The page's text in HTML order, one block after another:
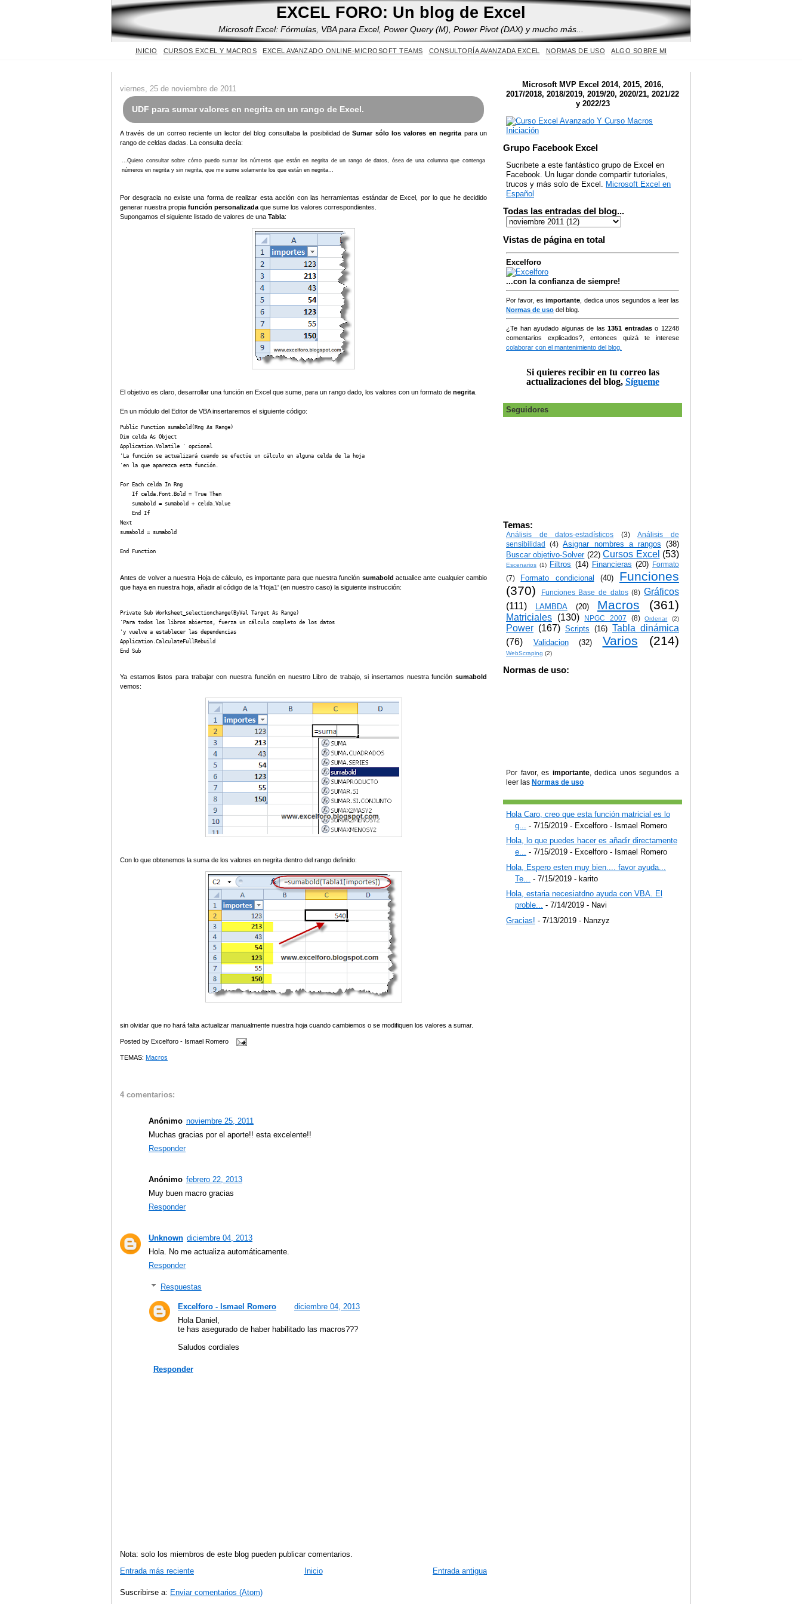
Yes
EXCEL FORO: Un blog de Excel
Microsoft Excel: Fórmulas, VBA para Excel, Power Query (M), Power Pivot (DAX) y mucho más...
INICIO CURSOS EXCEL Y MACROS EXCEL AVANZADO ONLINE-MICROSOFT TEAMS CONSULTORÍA AVANZADA EXCEL NORMAS DE USO ALGO SOBRE MI
viernes, 25 de noviembre de 2011
UDF para sumar valores en negrita en un rango de Excel.
A través de un correo reciente un lector del blog consultaba la posibilidad deSumar sólo los valores en negrita para un
rango de celdas dadas. La consulta decía:
...Quiero consultar sobre cómo puedo sumar los números que están en negrita de un rango de datos, ósea de una columna que contenga
números en negrita y sin negrita, que me sume solamente los que están en negrita...
Por desgracia no existe una forma de realizar esta acción con las herramientas estándar de Excel, por lo que he decidido
generar nuestra propia función personalizada que sume los valores correspondientes.
Supongamos el siguiente listado de valores de una Tabla:
El objetivo es claro, desarrollar una función en Excel que sume, para un rango dado, los valores con un formato de negrita.
En un módulo del Editor de VBA insertaremos el siguiente código:
Public Function sumabold(Rng As Range)
Dim celda As Object
Application.Volatile ' opcional
'La función se actualizará cuando se efectúe un cálculo en alguna celda de la hoja
'en la que aparezca esta función.
For Each celda In Rng
    If celda.Font.Bold = True Then
    sumabold = sumabold + celda.Value
    End If
Next
sumabold = sumabold
End Function
Antes de volver a nuestra Hoja de cálculo, es importante para que nuestra función sumabold actualice ante cualquier cambio
que haya en nuestra hoja, añadir al código de la 'Hoja1' (en nuestro caso) la siguiente instrucción:
Private Sub Worksheet_selectionchange(ByVal Target As Range)
'Para todos los libros abiertos, fuerza un cálculo completo de los datos
'y vuelve a establecer las dependencias
Application.CalculateFullRebuild
End Sub
Ya estamos listos para trabajar con nuestra función en nuestro Libro de trabajo, si insertamos nuestra función sumabold
vemos:
Con lo que obtenemos la suma de los valores en negrita dentro del rango definido:
sin olvidar que no hará falta actualizar manualmente nuestra hoja cuando cambiemos o se modifiquen los valores a sumar.
Posted by Excelforo - Ismael Romero
TEMAS: Macros
4 comentarios:
Anónimo noviembre 25, 2011
Muchas gracias por el aporte!! esta excelente!!
Responder
Anónimo febrero 22, 2013
Muy buen macro gracias
Responder
Unknown diciembre 04, 2013
Hola. No me actualiza automáticamente.
Responder
Respuestas
Excelforo - Ismael Romero
diciembre 04, 2013
Hola Daniel,
te has asegurado de haber habilitado las macros???
Saludos cordiales
Responder
Nota: solo los miembros de este blog pueden publicar comentarios.
Entrada más reciente
Entrada antigua
Inicio
Suscribirse a: Enviar comentarios (Atom)
Microsoft MVP Excel 2014, 2015, 2016,
2017/2018, 2018/2019, 2019/20, 2020/21, 2021/22
y 2022/23
Grupo Facebook Excel
Sucribete a este fantástico grupo de Excel en
Facebook. Un lugar donde compartir tutoriales,
trucos y más solo de Excel. Microsoft Excel en
Español
Todas las entradas del blog...
Vistas de página en total
Excelforo
...con la confianza de siempre!
Por favor, esimportante , dedica unos segundos a leer las
Normas de uso del blog.
¿Te han ayudado algunas de las1351 entradaso 12248
comentarios explicados?, entonces quizá te interese
colaborar con el mantenimiento del blog.
Si quieres recibir en tu correo las
actualizaciones del blog, Sígueme
Seguidores
Temas:
Análisis de datos-estadísticos (3)
Análisis de
sensibilidad
(4) Asignar nombres a rangos
(38)
Buscar objetivo-Solver (22) Cursos Excel (53)
Escenarios (1) Filtros (14) Financieras (20)
Formato
(7)
Formato condicional (40)
Funciones
(370)
Funciones Base de datos (8) Gráficos
(111)
LAMBDA (20) Macros (361)
Matriciales (130) NPGC 2007 (8) Ordenar (2)
Power (167) Scripts (16) Tabla dinámica
(76)
Validacion (32) Varios (214)
WebScraping (2)
Normas de uso:
Por favor, es importante, dedica unos segundos a
leer las Normas de uso
Hola Caro, creo que esta función matricial es lo
q...
- 7/15/2019 - Excelforo - Ismael Romero
Hola, lo que puedes hacer es añadir directamente
e... - 7/15/2019 - Excelforo - Ismael Romero
Hola, Espero esten muy bien.... favor ayuda...
Te...
- 7/15/2019 - karito
Hola, estaria necesiatdno ayuda con VBA. El
proble... - 7/14/2019 - Navi
Gracias! - 7/13/2019 - Nanzyz